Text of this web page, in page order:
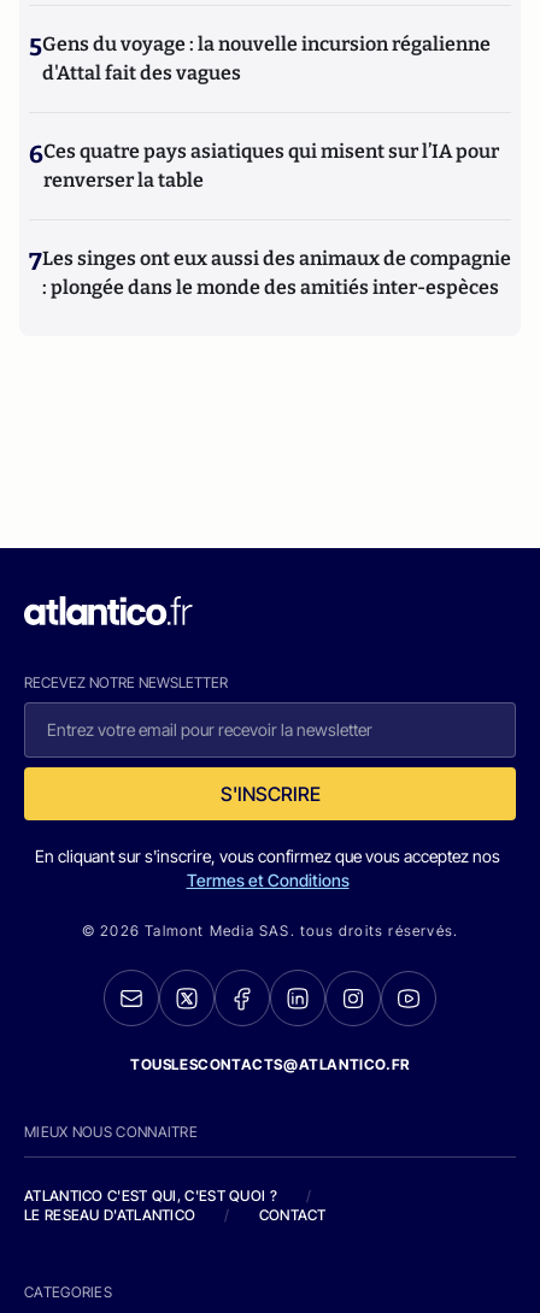
5Gens du voyage : la nouvelle incursion régalienne
d'Attal fait des vagues
6Ces quatre pays asiatiques qui misent sur l’IA pour
renverser la table
7Les singes ont eux aussi des animaux de compagnie
: plongée dans le monde des amitiés inter-espèces
RECEVEZ NOTRE NEWSLETTER
S'INSCRIRE
En cliquant sur s'inscrire, vous confirmez que vous acceptez nos
Termes et Conditions
© 2026 Talmont Media SAS. tous droits réservés.
TOUSLESCONTACTS@ATLANTICO.FR
MIEUX NOUS CONNAITRE
ATLANTICO C'EST QUI, C'EST QUOI ?
/
LE RESEAU D'ATLANTICO
/ CONTACT
CATEGORIES